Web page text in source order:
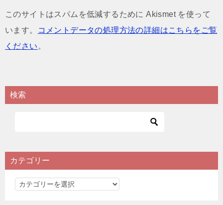
このサイトはスパムを低減するために Akismet を使って
います。
コメントデータの処理方法の詳細はこちらをご覧
ください 。
検索
カテゴリー
カ